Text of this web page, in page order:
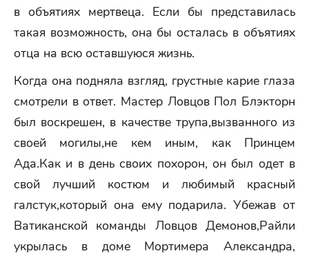
в объятиях мертвеца. Если бы представилась
такая возможность, она бы осталась в объятиях
отца на всю оставшуюся жизнь.
Когда она подняла взгляд, грустные карие глаза
смотрели в ответ. Мастер Ловцов Пол Блэкторн
был воскрешен, в качестве трупа,вызванного из
своей могилы,не кем иным, как Принцем
Ада.Как и в день своих похорон, он был одет в
свой лучший костюм и любимый красный
галстук,который она ему подарила. Убежав от
Ватиканской команды Ловцов Демонов,Райли
укрылась в доме Мортимера Александра,